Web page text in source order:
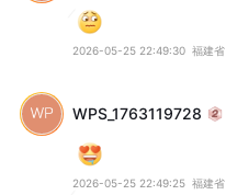
2026-05-25 22:49:30 福建省
WPS_1763119728
2026-05-25 22:49:25 福建省